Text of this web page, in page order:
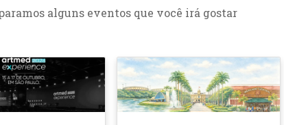
alguns eventos que você irá gostar